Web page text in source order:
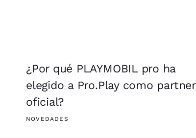
¿Por qué PLAYMOBIL pro ha
elegido a Pro.Play como partner
oficial?
NOVEDADES